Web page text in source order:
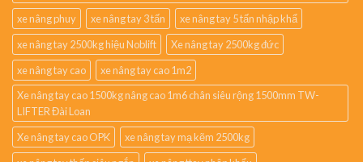
xe nâng phuy
xe nâng tay 3 tấn
xe nâng tay 5 tấn nhập khẩ
xe nâng tay 2500kg hiệu Noblift
Xe nâng tay 2500kg đức
xe nâng tay cao
xe nâng tay cao 1m2
Xe nâng tay cao 1500kg nâng cao 1m6 chân siêu rộng 1500mm TW-
LIFTER Đài Loan
Xe nâng tay cao OPK
xe nâng tay mạ kẽm 2500kg